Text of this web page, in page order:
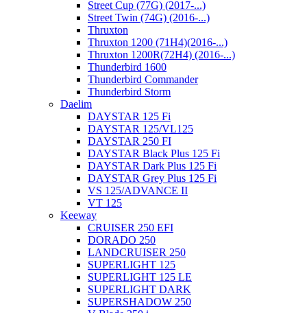
Street Cup (77G) (2017-...)
Street Twin (74G) (2016-...)
Thruxton
Thruxton 1200 (71H4)(2016-...)
Thruxton 1200R(72H4) (2016-...)
Thunderbird 1600
Thunderbird Commander
Thunderbird Storm
Daelim
DAYSTAR 125 Fi
DAYSTAR 125/VL125
DAYSTAR 250 FI
DAYSTAR Black Plus 125 Fi
DAYSTAR Dark Plus 125 Fi
DAYSTAR Grey Plus 125 Fi
VS 125/ADVANCE II
VT 125
Keeway
CRUISER 250 EFI
DORADO 250
LANDCRUISER 250
SUPERLIGHT 125
SUPERLIGHT 125 LE
SUPERLIGHT DARK
SUPERSHADOW 250